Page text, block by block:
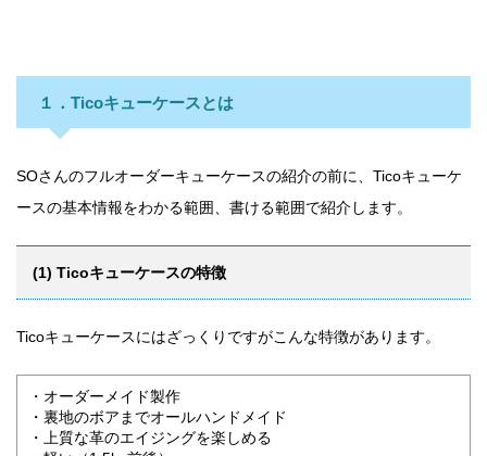
１．Ticoキューケースとは
SOさんのフルオーダーキューケースの紹介の前に、Ticoキューケ
ースの基本情報をわかる範囲、書ける範囲で紹介します。
(1) Ticoキューケースの特徴
Ticoキューケースにはざっくりですがこんな特徴があります。
・オーダーメイド製作
・裏地のボアまでオールハンドメイド
・上質な革のエイジングを楽しめる